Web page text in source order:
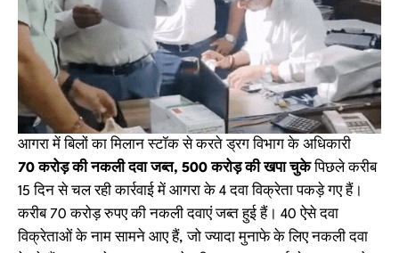
आगरा में बिलों का मिलान स्टॉक से करते ड्रग विभाग के अधिकारी
70 करोड़ की नकली दवा जब्त, 500 करोड़ की खपा चुकेपिछले करीब
15 दिन से चल रही कार्रवाई में आगरा के 4 दवा विक्रेता पकड़े गए हैं।
करीब 70 करोड़ रुपए की नकली दवाएं जब्त हुई हैं। 40 ऐसे दवा
विक्रेताओं के नाम सामने आए हैं, जो ज्यादा मुनाफे के लिए नकली दवा